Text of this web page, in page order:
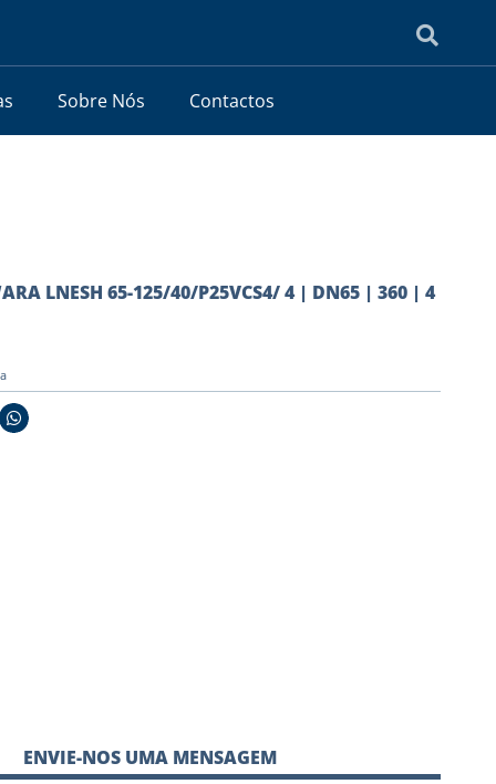
Sobre Nós Contactos
LNESH 65-125/40/P25VCS4/ 4 | DN65 | 360 | 4
ENVIE-NOS UMA MENSAGEM